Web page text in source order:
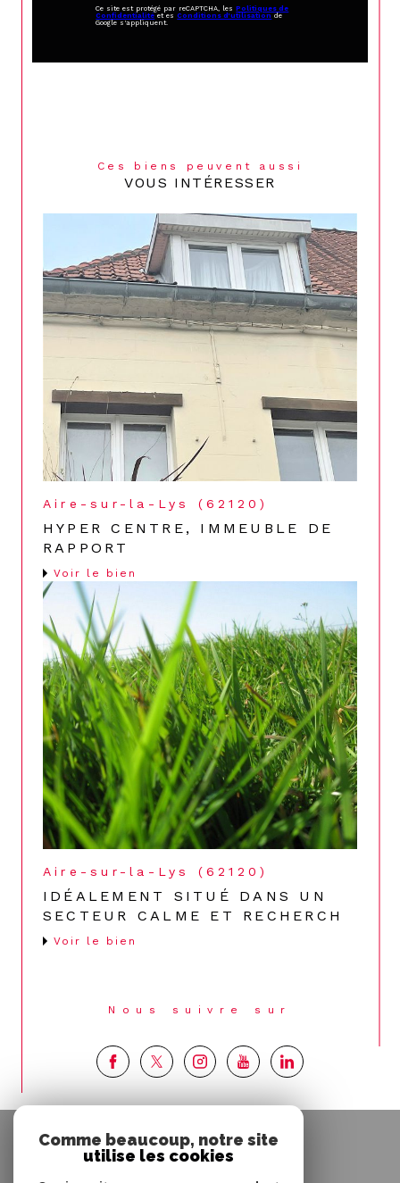
Ce site est protégé par reCAPTCHA, lesPolitiques de
Confidentialité et esConditions d'utilisation de
Google s'appliquent.
Ces biens peuvent aussi
VOUS INTÉRESSER
Aire-sur-la-Lys (62120)
HYPER CENTRE, IMMEUBLE DE
RAPPORT
Voir le bien
Aire-sur-la-Lys (62120)
IDÉALEMENT SITUÉ DANS UN
SECTEUR CALME ET RECHERCH
Voir le bien
Nous suivre sur
Espace
PROPRIÉTAIRE
Se connecter
Comme beaucoup, notre site
utilise les cookies